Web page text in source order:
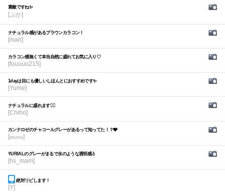
素敵ですね✨
[ぷか]
ナチュラル感があるブラウンカラコン！
[mari]
カラコン感無くて本当自然に盛れてお気に入り♡
[fuuuuu215]
1dayは目にも優しいしほんとにおすすめです✨
[Yume]
ナチュラルに盛れます🙆‍♀️
[Chiho]
カンナロゼのチャコールグレーがあるって知ってた！？🩶
[𝑚𝑎𝑛𝑎]
YURIALのグレーがまるで水のような透明感💧
[hs_mam]
絶対リピします！
[Y]